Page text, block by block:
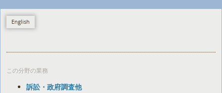
English
この分野の業務
訴訟・政府調査他